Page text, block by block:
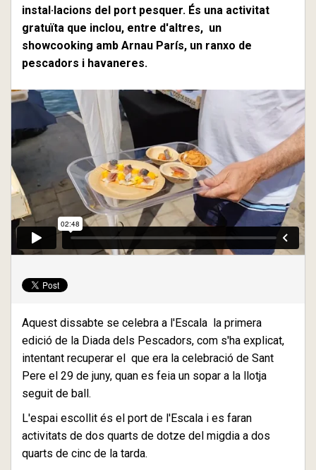
instal·lacions del port pesquer. És una activitat
gratuïta que inclou, entre d'altres, un
showcooking amb Arnau París, un ranxo de
pescadors i havaneres.
Aquest dissabte se celebra a l'Escala la primera
edició de la Diada dels Pescadors, com s'ha explicat,
intentant recuperar el que era la celebració de Sant
Pere el 29 de juny, quan es feia un sopar a la llotja
seguit de ball.
L'espai escollit és el port de l'Escala i es faran
activitats de dos quarts de dotze del migdia a dos
quarts de cinc de la tarda.